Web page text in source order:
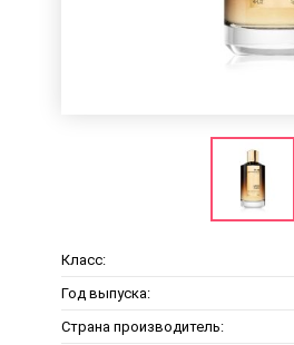
Класс:
Год выпуска:
Страна производитель: